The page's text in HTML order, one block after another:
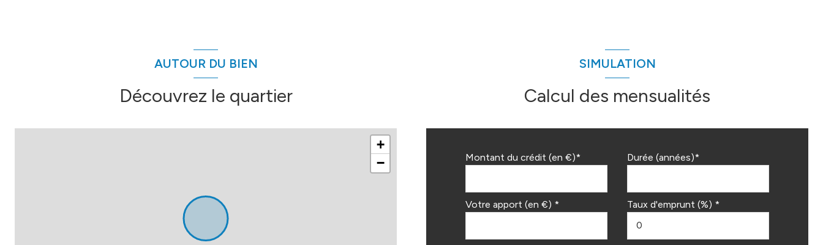
AUTOUR DU BIEN
Découvrez le quartier
+
−
SIMULATION
Calcul des mensualités
Montant du crédit (en €)* Durée (années)*
Votre apport (en €) * Taux d'emprunt (%) *